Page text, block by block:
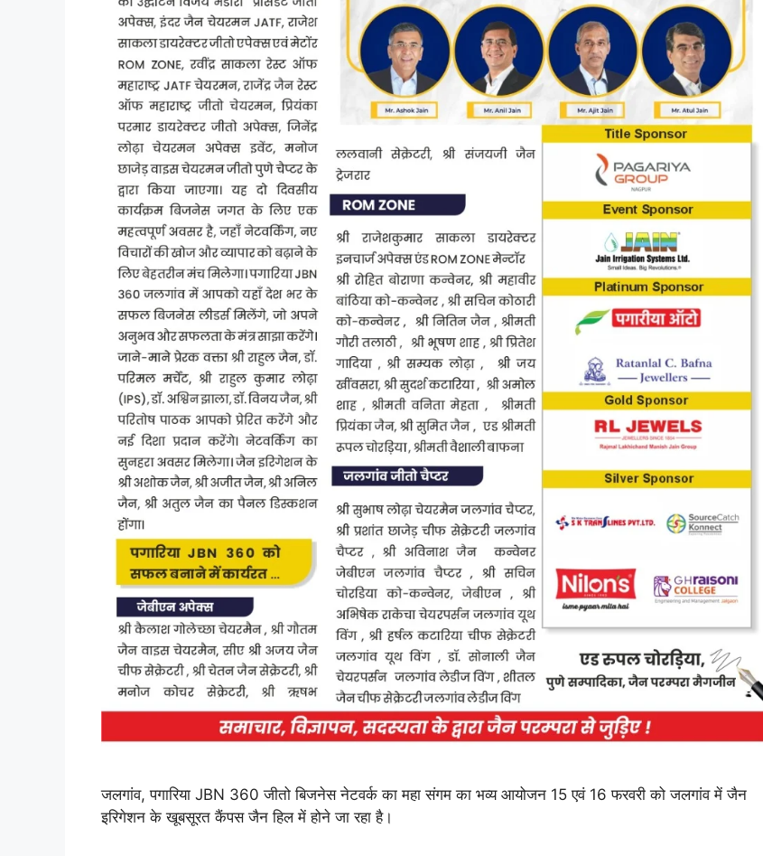
जलगांव, पगारिया JBN 360 जीतो बिजनेस नेटवर्क का महा संगम का भव्य आयोजन 15 एवं 16 फरवरी को जलगांव में जैन
इरिगेशन के खूबसूरत कैंपस जैन हिल में होने जा रहा है।